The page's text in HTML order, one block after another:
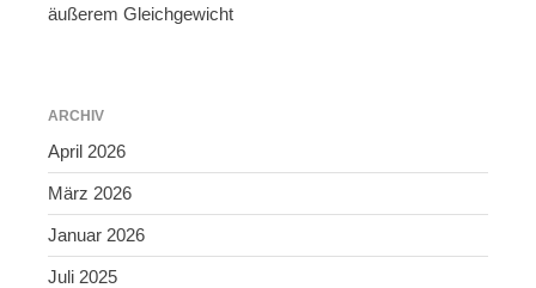
äußerem Gleichgewicht
ARCHIV
April 2026
März 2026
Januar 2026
Juli 2025